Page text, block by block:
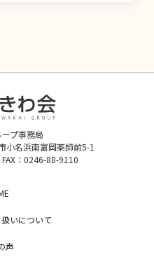
プ事務局
小名浜南富岡薬師前5-1
：0246-88-9110
いについて
声